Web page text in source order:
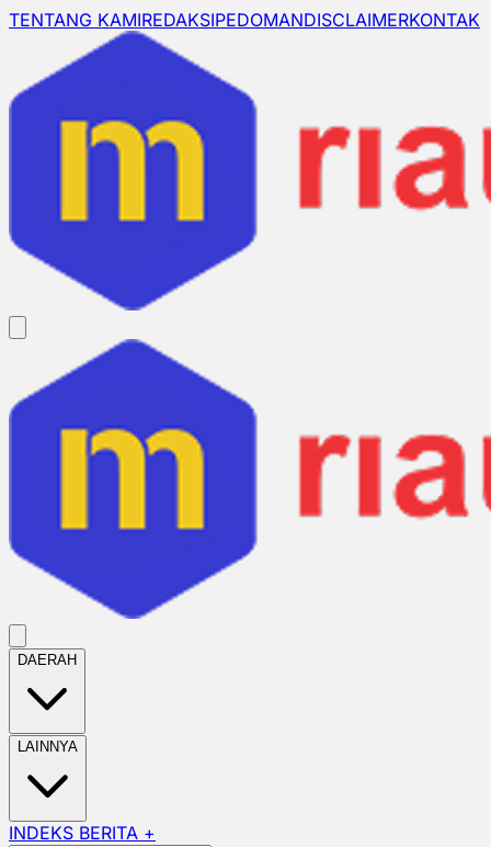
TENTANG KAMIREDAKSIPEDOMANDISCLAIMERKONTAK
DAERAH
LAINNYA
INDEKS BERITA +